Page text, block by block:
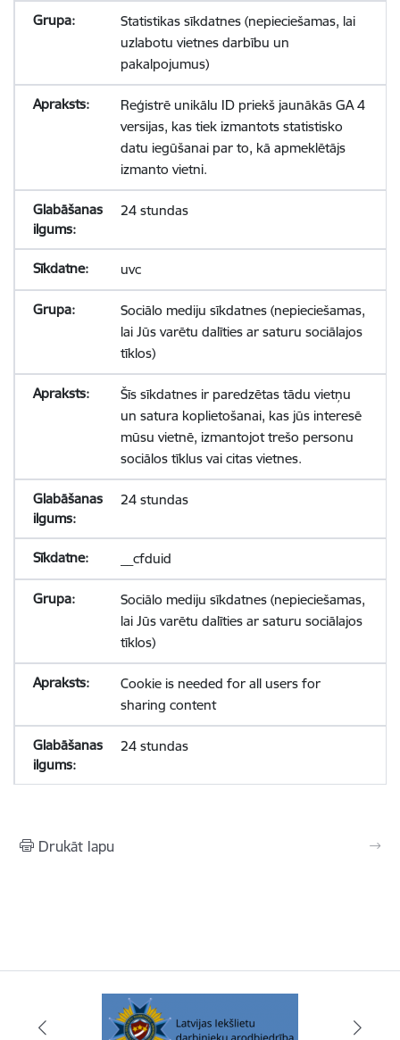
Statistikas sīkdatnes (nepieciešamas, lai
uzlabotu vietnes darbību un
pakalpojumus)
Reģistrē unikālu ID priekš jaunākās GA 4
versijas, kas tiek izmantots statistisko
datu iegūšanai par to, kā apmeklētājs
izmanto vietni.
24 stundas
uvc
Sociālo mediju sīkdatnes (nepieciešamas,
lai Jūs varētu dalīties ar saturu sociālajos
tīklos)
Šīs sīkdatnes ir paredzētas tādu vietņu
un satura koplietošanai, kas jūs interesē
mūsu vietnē, izmantojot trešo personu
sociālos tīklus vai citas vietnes.
24 stundas
__cfduid
Sociālo mediju sīkdatnes (nepieciešamas,
lai Jūs varētu dalīties ar saturu sociālajos
tīklos)
Cookie is needed for all users for
sharing content
24 stundas
Drukāt lapu